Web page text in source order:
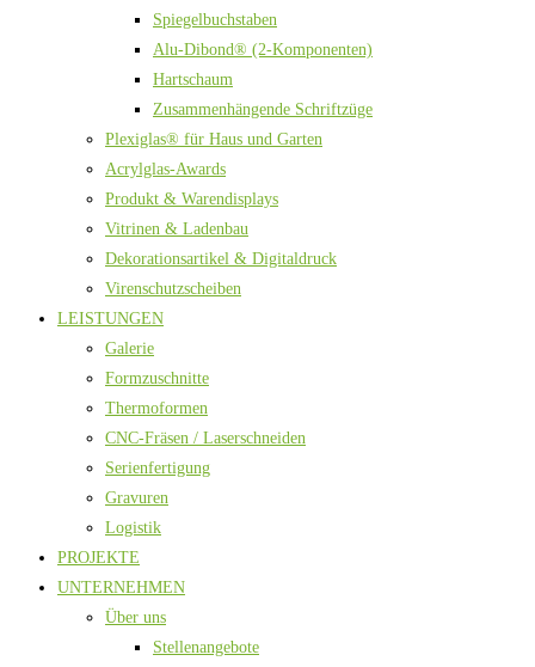
Spiegelbuchstaben
Alu-Dibond® (2-Komponenten)
Hartschaum
Zusammenhängende Schriftzüge
Plexiglas® für Haus und Garten
Acrylglas-Awards
Produkt & Warendisplays
Vitrinen & Ladenbau
Dekorationsartikel & Digitaldruck
Virenschutzscheiben
LEISTUNGEN
Galerie
Formzuschnitte
Thermoformen
CNC-Fräsen / Laserschneiden
Serienfertigung
Gravuren
Logistik
PROJEKTE
UNTERNEHMEN
Über uns
Stellenangebote